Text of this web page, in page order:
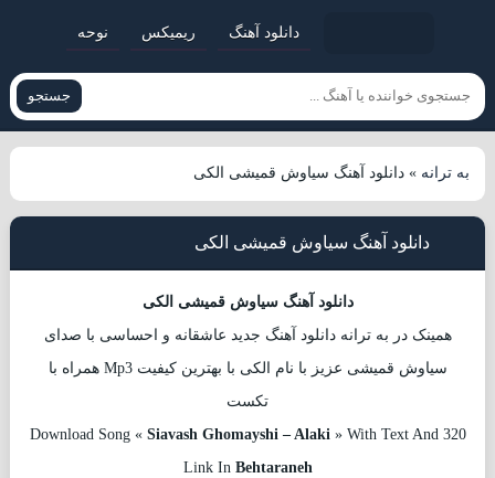
دانلود آهنگ ریمیکس نوحه
جستجو
به ترانه » دانلود آهنگ سیاوش قمیشی الکی
دانلود آهنگ سیاوش قمیشی الکی
دانلود آهنگ سیاوش قمیشی الکی
همینک در به ترانه دانلود آهنگ جدید عاشقانه و احساسی با صدای
سیاوش قمیشی عزیز با نام الکی با بهترین کیفیت Mp3 همراه با
تکست
Download Song « Siavash Ghomayshi – Alaki» With Text And 320
Link In Behtaraneh